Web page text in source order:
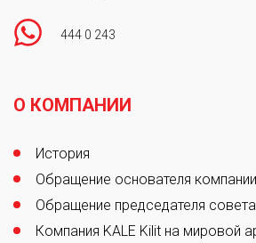
Апекс
Москва
Проплекс
444 0 243
О КОМПАНИИ
История
Обращение основателя компании
Обращение председателя
Компания KALE Kilit на мировой